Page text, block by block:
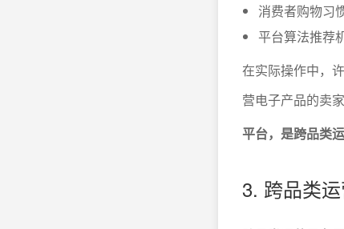
消费者购物习
平台算法推荐
在实际操作中，
营电子产品的卖
平台，是跨品类
3. 跨品类